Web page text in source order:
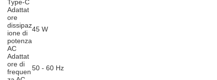
Type-C
Adattat
ore
dissipaz
ione di
potenza
AC
45 W
Adattat
ore di
frequen50 - 60 Hz